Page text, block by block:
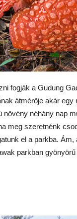
fogják a Gudung
átmérője akár
néhány nap
meg szeretnénk
el a parkba.
parkban